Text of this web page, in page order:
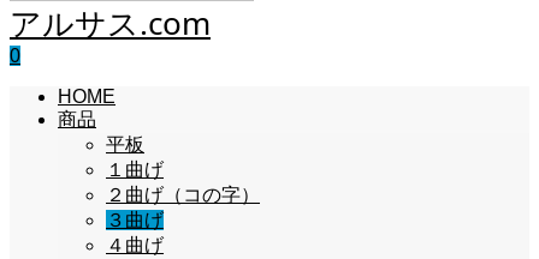
アルサス.com
0
HOME
商品
平板
１曲げ
２曲げ（コの字）
３曲げ
４曲げ